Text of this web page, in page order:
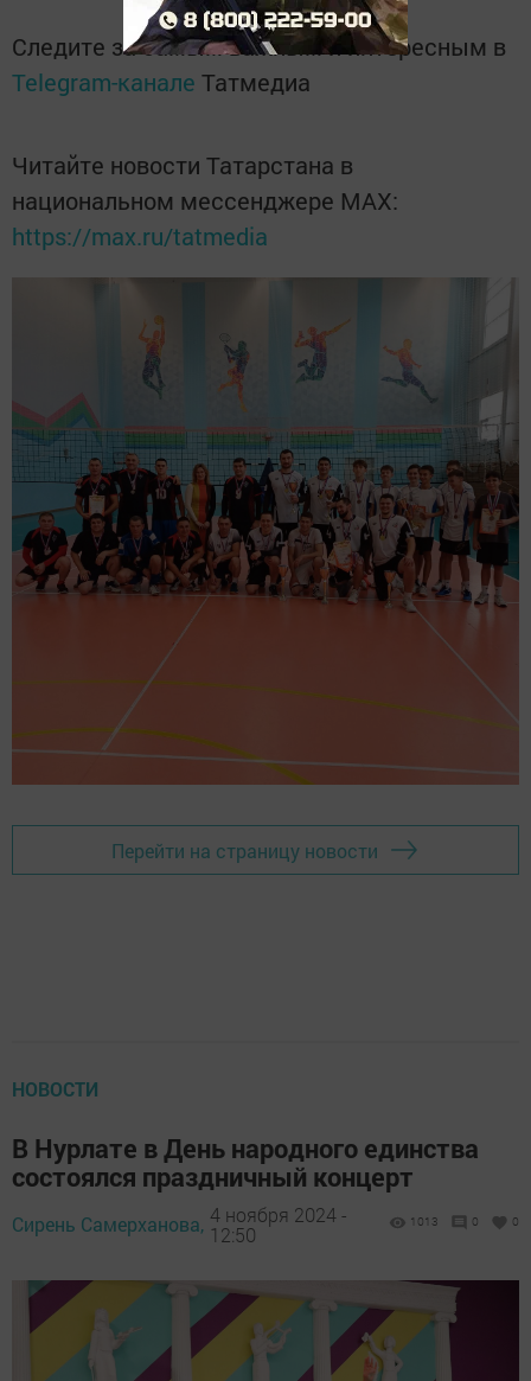
Следите за самым важным и интересным в
Telegram-канале Татмедиа
Читайте новости Татарстана в
национальном мессенджере MАХ:
https://max.ru/tatmedia
Перейти на страницу новости
НОВОСТИ
В Нурлате в День народного единства
состоялся праздничный концерт
Сирень Самерханова, 4 ноября 2024 -
12:50
1013 0 0